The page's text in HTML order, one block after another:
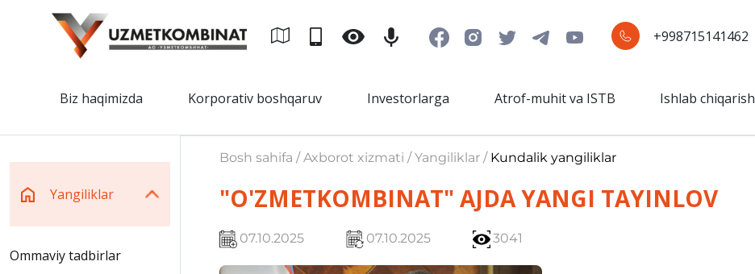
+998715141462
Biz haqimizda Korporativ boshqaruv Investorlarga Atrof-muhit va ISTB Ishlab chiqarish
Yangiliklar
Ommaviy tadbirlar
Bosh sahifa / Axborot xizmati / Yangiliklar / Kundalik yangiliklar
"O'ZMETKOMBINAT" AJDA YANGI TAYINLOV
07.10.2025 07.10.2025 3041